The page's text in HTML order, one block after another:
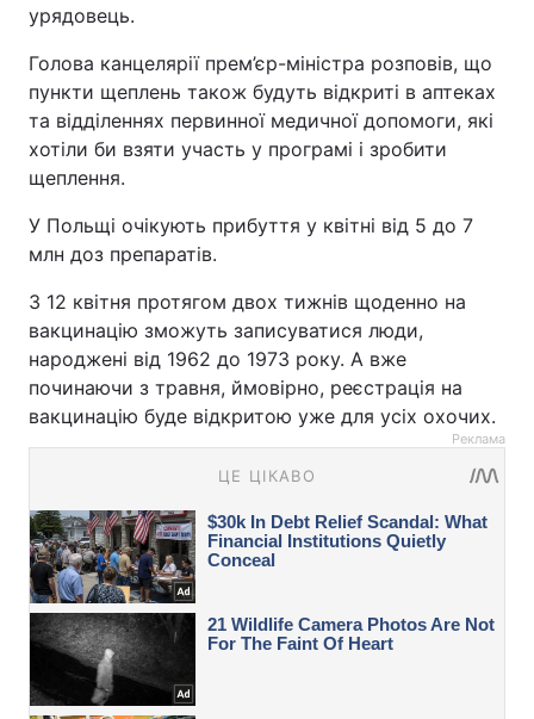
урядовець.
Голова канцелярії прем’єр-міністра розповів, що
пункти щеплень також будуть відкриті в аптеках
та відділеннях первинної медичної допомоги, які
хотіли би взяти участь у програмі і зробити
щеплення.
У Польщі очікують прибуття у квітні від 5 до 7
млн доз препаратів.
З 12 квітня протягом двох тижнів щоденно на
вакцинацію зможуть записуватися люди,
народжені від 1962 до 1973 року. А вже
починаючи з травня, ймовірно, реєстрація на
вакцинацію буде відкритою уже для усіх охочих.
Реклама